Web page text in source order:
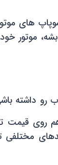
های
بشه، موتور